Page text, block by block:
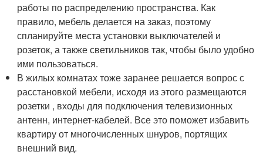
работы по распределению пространства. Как
правило, мебель делается на заказ, поэтому
спланируйте места установки выключателей и
розеток, а также светильников так, чтобы было удобно
ими пользоваться.
В жилых комнатах тоже заранее решается вопрос с
расстановкой мебели, исходя из этого размещаются
розетки , входы для подключения телевизионных
антенн, интернет-кабелей. Все это поможет избавить
квартиру от многочисленных шнуров, портящих
внешний вид.